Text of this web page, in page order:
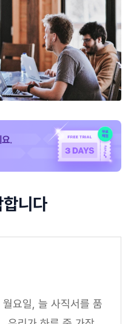
니다
요일, 늘 사직서를 품